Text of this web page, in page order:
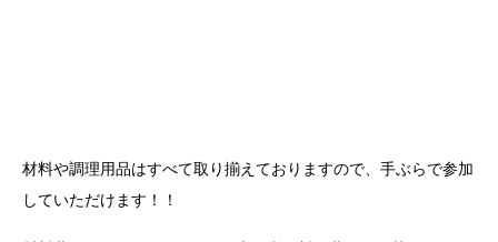
材料や調理用品はすべて取り揃えておりますので、手ぶらで参加
していただけます！！